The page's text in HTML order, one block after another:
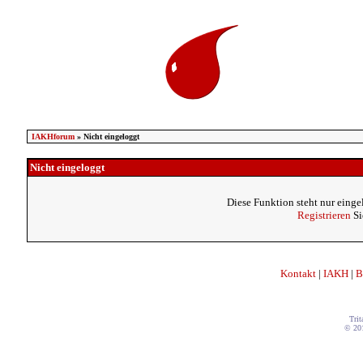
IAKHforum» Nicht eingeloggt
Nicht eingeloggt
Diese Funktion steht nur
Registrieren
Kontakt | IAKH |
©